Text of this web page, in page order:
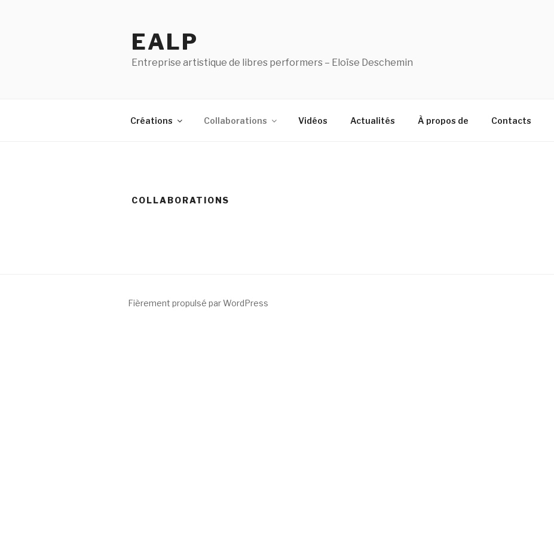
EALP
Entreprise artistique de libres performers – Eloïse Deschemin
Créations Collaborations Vidéos Actualités À propos de Contacts
COLLABORATIONS
Fièrement propulsé par WordPress